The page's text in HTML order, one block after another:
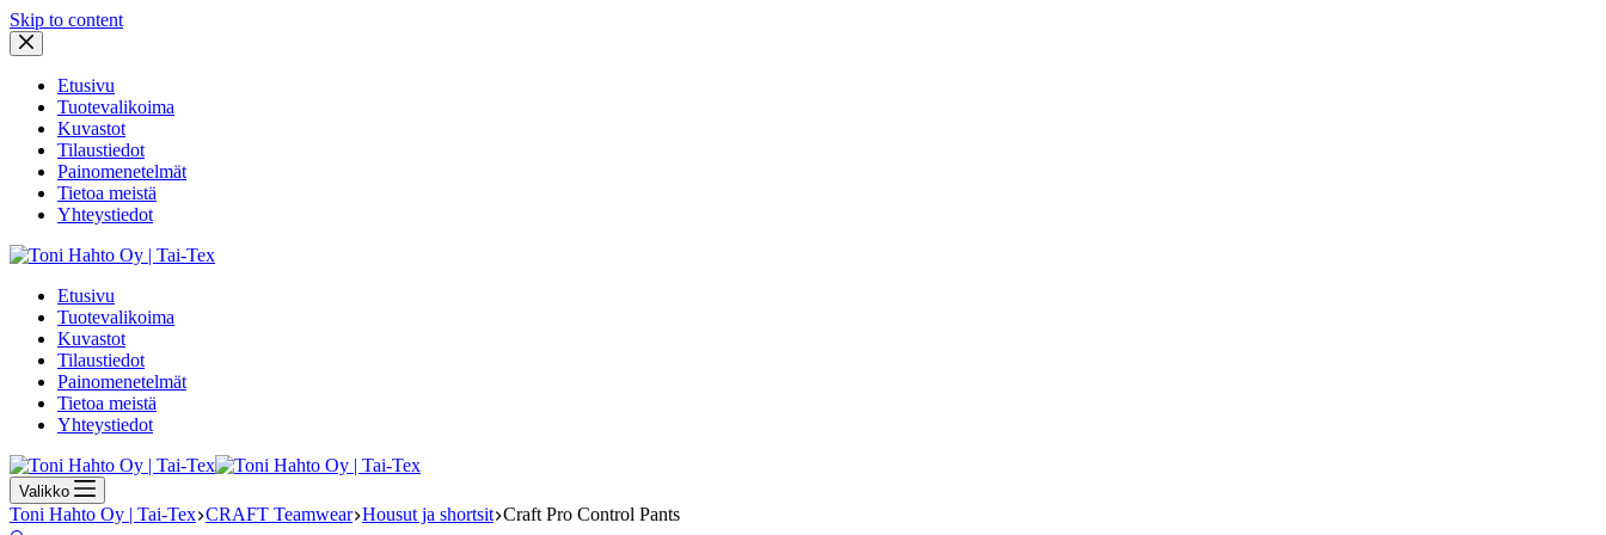
Skip to content
Etusivu
Tuotevalikoima
Kuvastot
Tilaustiedot
Painomenetelmät
Tietoa meistä
Yhteystiedot
Etusivu
Tuotevalikoima
Kuvastot
Tilaustiedot
Painomenetelmät
Tietoa meistä
Yhteystiedot
Valikko
Toni Hahto Oy | Tai-Tex CRAFT Teamwear Housut ja shortsit Craft Pro Control Pants